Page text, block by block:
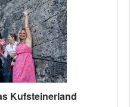
Kufsteinerland